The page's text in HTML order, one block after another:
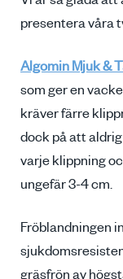
presentera våra
Algomin Mjuk &
som ger en
kräver färre
dock på att
varje klippning
ungefär 3-4 cm.
Fröblandningen